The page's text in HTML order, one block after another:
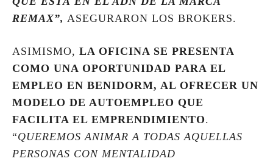
REMAX”, ASEGURARON LOS BROKERS.
ASIMISMO, LA OFICINA SE PRESENTA
COMO UNA OPORTUNIDAD PARA EL
EMPLEO EN BENIDORM, AL OFRECER UN
MODELO DE AUTOEMPLEO QUE
FACILITA EL EMPRENDIMIENTO.
“QUEREMOS ANIMAR A TODAS AQUELLAS
PERSONAS CON MENTALIDAD